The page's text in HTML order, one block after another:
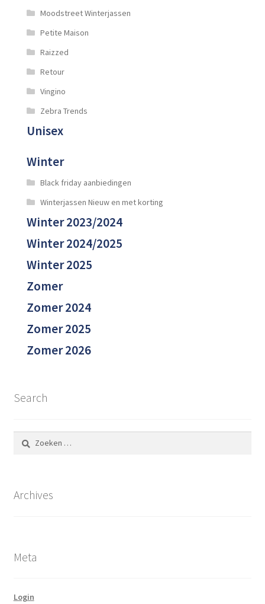
Moodstreet Winterjassen
Petite Maison
Raizzed
Retour
Vingino
Zebra Trends
Unisex
Winter
Black friday aanbiedingen
Winterjassen Nieuw en met korting
Winter 2023/2024
Winter 2024/2025
Winter 2025
Zomer
Zomer 2024
Zomer 2025
Zomer 2026
Search
Zoeken
naar:
Archives
Meta
Login